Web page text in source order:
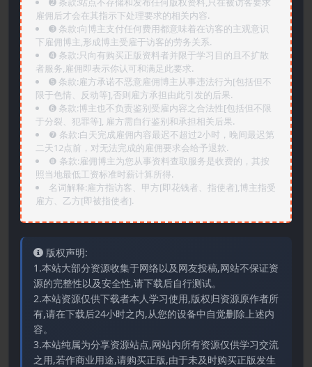
雇佣后才会在其指示下处理要求的相关内容.
➌️ 条款:向博主支付任何费用都意味着在访客的主观意识
下雇佣博主,形成博主受雇于访客的劳务关系.
➍️ 条款:只向有购买正版资料者并限于学习目的且不扩散
者服务,雇佣即表示你认可和满足此要求.
➎ 条款:雇方承诺不恶意雇佣博主从事违法行为[包括但不
限于色情、反动等],否则雇方承担由此引发的后果.
➏️ 条款:博主也不负责鉴别受雇内容之合法性[包括但不限
于分裂、犯罪等], 雇方需自行鉴别和承担相关后果.
❼ 条款:白天完成雇佣内容最迟不超过2小时，晚间最迟第
二天12点前，对无法完成的雇佣要求会给予退款.
❽ 条款:雇佣博主为您从事资料查取服务是收费的，其按
照当地最低工资标准时薪计算所得.
名词解释:雇方指访客、甲方[即花钱者、指使者],博主指受
雇方、乙方[即被指使者].
版权声明:
1.本站大部分资源收集于网络以及网友投稿,网站不保证资
源的完整性以及安全性,请下载后自行测试。
2.本站资源仅供下载者本人学习使用,版权归资源原作者所
有,请在下载后24小时之内,从您的设备中自觉删除上述内
容。
3.本站纯属为分享资源站点,网站内所有资源仅供学习交流
之用,若作商业用途,请购买正版,由于未及时购买正版发生